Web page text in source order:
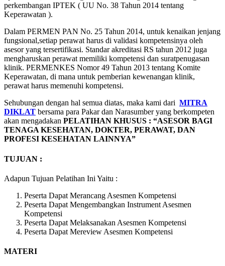
perkembangan IPTEK ( UU No. 38 Tahun 2014 tentang
Keperawatan ).
Dalam PERMEN PAN No. 25 Tahun 2014, untuk kenaikan jenjang
fungsional,setiap perawat harus di validasi kompetensinya oleh
asesor yang tersertifikasi. Standar akreditasi RS tahun 2012 juga
mengharuskan perawat memiliki kompetensi dan suratpenugasan
klinik. PERMENKES Nomor 49 Tahun 2013 tentang Komite
Keperawatan, di mana untuk pemberian kewenangan klinik,
perawat harus memenuhi kompetensi.
Sehubungan dengan hal semua diatas, maka kami dari MITRA
DIKLAT bersama para Pakar dan Narasumber yang berkompeten
akan mengadakan PELATIHAN KHUSUS : “ASESOR BAGI
TENAGA KESEHATAN, DOKTER, PERAWAT, DAN
PROFESI KESEHATAN LAINNYA”
TUJUAN :
Adapun Tujuan Pelatihan Ini Yaitu :
Peserta Dapat Merancang Asesmen Kompetensi
Peserta Dapat Mengembangkan Instrument Asesmen
Kompetensi
Peserta Dapat Melaksanakan Asesmen Kompetensi
Peserta Dapat Mereview Asesmen Kompetensi
MATERI